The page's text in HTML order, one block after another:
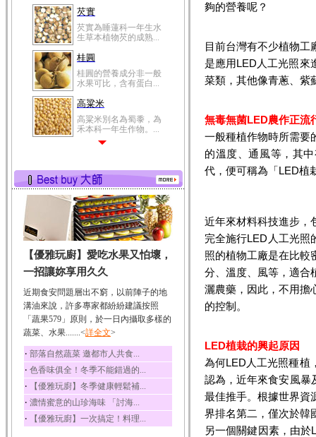
芡實為睡蓮科一年生水
生草本植物芡的成熟...
桂圓
桂圓的營養成分非一般
水果可比，含有蛋白...
高粱米
高粱米別名為蜀黍，為
禾本科一年生作物。...
鯽魚
鯽魚裡所含的營養成分
鮪魚
鮪魚肚肉中的不飽和脂
肪酸內富含EPA和DH...
韭菜
韭菜所含的膳食纖維能
冬瓜
量極低是水腫病人的...
豆豉
豆豉裡頭含有營養的蛋
白質、脂肪、鈣、磷...
榛果
榛果裡所含的營養素有
蛋白質、脂肪、醣類...
迷迭香
迷迭香 裡頭含有咖啡
酸、迷迭香酸、植物...
【優雅玩廚】愛吃水果又怕壞，
一招讓妳享用久久
近期食安問題層出不窮，以前陣子的地
溝油來說，許多專家都紛紛建議按照
「蔬果579」原則，於一日內攝取多樣的
蔬菜、水果.......<詳全文>
‧ 部落自然蔬菜 邀都市人共食...
‧ 色香味俱全！冬季不能錯過的...
‧ 【優雅玩廚】冬季健康輕鬆補...
‧ 濃情蜜意的山珍海味 「討海...
‧ 【優雅玩廚】一次搞定！料理...
夠的營養呢？
目前台灣有不少植物工
是應用LED人工光照來
菜類，其他像青蔥、紫
無毒無菌LED農作正流
一般種植作物時所需要
的溫度、通風等，其
代，便可稱為「LED植
近年來材料科技進步，
完全施行LED人工光照
照的植物工廠是在比較
分、溫度、風等，適合
灑農藥，因此，不用擔
的控制。
LED植栽的興起原因
為何LED人工光照種植
認為，近年來食安風暴
最佳推手。根據世界資
界排名第二，僅次於韓
另一個關鍵因素，由